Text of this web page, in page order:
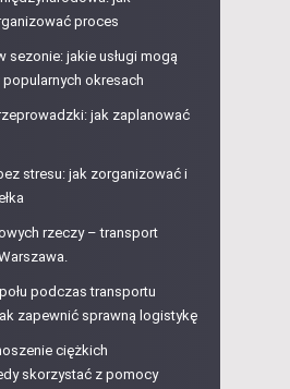
proces
sezonie: jakie usługi mogą
popularnych okresach
jak zaplanować
stresu: jak zorganizować i
rzeczy – transport
podczas transportu
zapewnić sprawną logistykę
ciężkich
skorzystać z pomocy